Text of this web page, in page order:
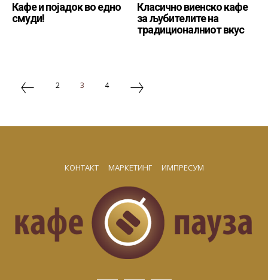
Кафе и појадок во едно
смуди!
Класично виенско кафе
за љубителите на
традиционалниот вкус
2 3 4
КОНТАКТ МАРКЕТИНГ ИМПРЕСУМ